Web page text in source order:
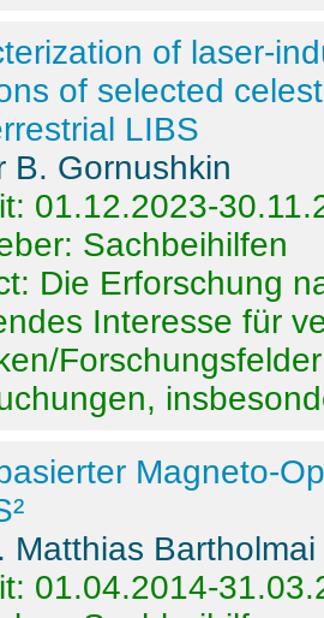
of laser-
of selected
LIBS
B. Gornushkin
01.12.2023-
Sachbeihilfen
Die Erforschung
Interesse für
Magneto-
Matthias Bartholmai
01.04.2014-